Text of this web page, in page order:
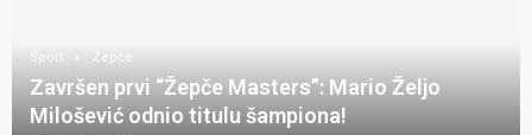
Sport Žepče
Završen prvi “Žepče Masters”: Mario Željo
Milošević odnio titulu šampiona!